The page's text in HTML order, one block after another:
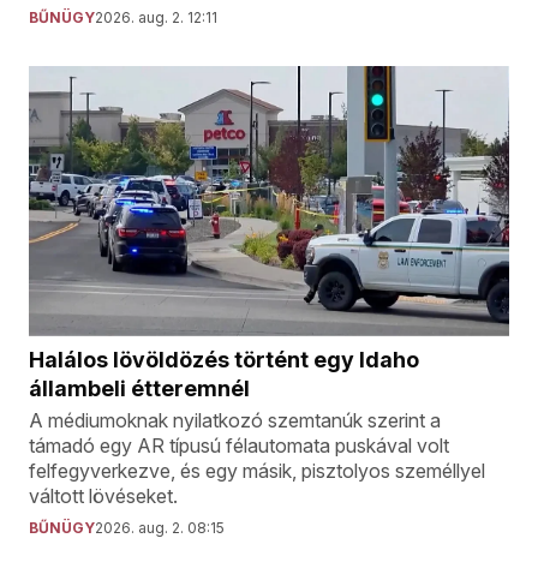
BŰNÜGY2026. aug. 2. 12:11
Halálos lövöldözés történt egy Idaho
állambeli étteremnél
A médiumoknak nyilatkozó szemtanúk szerint a
támadó egy AR típusú félautomata puskával volt
felfegyverkezve, és egy másik, pisztolyos személlyel
váltott lövéseket.
BŰNÜGY2026. aug. 2. 08:15